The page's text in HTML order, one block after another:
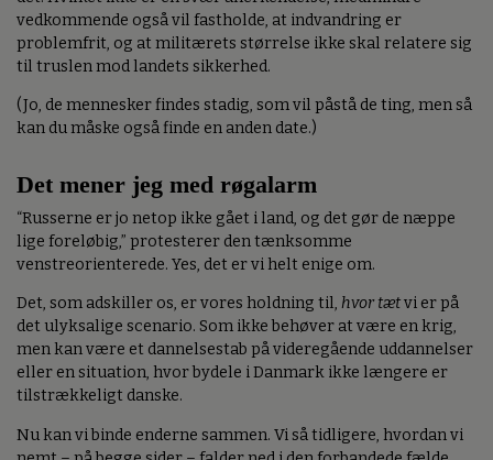
vedkommende også vil fastholde, at indvandring er
problemfrit, og at militærets størrelse ikke skal relatere sig
til truslen mod landets sikkerhed.
(Jo, de mennesker findes stadig, som vil påstå de ting, men så
kan du måske også finde en anden date.)
Det mener jeg med røgalarm
“Russerne er jo netop ikke gået i land, og det gør de næppe
lige foreløbig,” protesterer den tænksomme
venstreorienterede. Yes, det er vi helt enige om.
Det, som adskiller os, er vores holdning til, hvor tætvi er på
det ulyksalige scenario. Som ikke behøver at være en krig,
men kan være et dannelsestab på videregående uddannelser
eller en situation, hvor bydele i Danmark ikke længere er
tilstrækkeligt danske.
Nu kan vi binde enderne sammen. Vi så tidligere, hvordan vi